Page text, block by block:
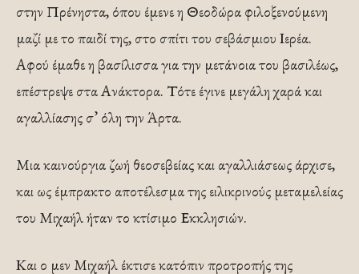
στην Πρένηστα, όπου έμενε η Θεοδώρα φιλοξενούμενη
μαζί με το παιδί της, στο σπίτι του σεβάσμιου Ιερέα.
Αφού έμαθε η βασίλισσα για την μετάνοια του βασιλέως,
επέστρεψε στα Ανάκτορα. Τότε έγινε μεγάλη χαρά και
αγαλλίασης σ’ όλη την Άρτα.
Μια καινούργια ζωή θεοσεβείας και αγαλλιάσεως άρχισε,
και ως έμπρακτο αποτέλεσμα της ειλικρινούς μεταμελείας
του Μιχαήλ ήταν το κτίσιμο Εκκλησιών.
Και ο μεν Μιχαήλ έκτισε κατόπιν προτροπής της